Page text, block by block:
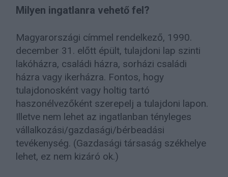
Milyen ingatlanra vehető fel?
Magyarországi címmel rendelkező, 1990.
december 31. előtt épült, tulajdoni lap szinti
lakóházra, családi házra, sorházi családi
házra vagy ikerházra. Fontos, hogy
tulajdonosként vagy holtig tartó
haszonélvezőként szerepelj a tulajdoni lapon.
Illetve nem lehet az ingatlanban tényleges
vállalkozási/gazdasági/bérbeadási
tevékenység. (Gazdasági társaság székhelye
lehet, ez nem kizáró ok.)